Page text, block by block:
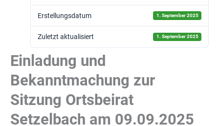
Erstellungsdatum 1. September 2025
Zuletzt aktualisiert 1. September 2025
Einladung und
Bekanntmachung zur
Sitzung Ortsbeirat
Setzelbach am 09.09.2025